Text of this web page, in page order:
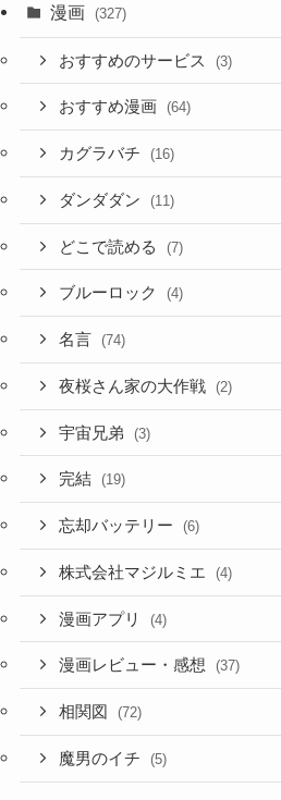
漫画 (327)
おすすめのサービス (3)
おすすめ漫画 (64)
カグラバチ (16)
ダンダダン (11)
どこで読める (7)
ブルーロック (4)
名言 (74)
夜桜さん家の大作戦 (2)
宇宙兄弟 (3)
完結 (19)
忘却バッテリー (6)
株式会社マジルミエ (4)
漫画アプリ (4)
漫画レビュー・感想 (37)
相関図 (72)
魔男のイチ (5)